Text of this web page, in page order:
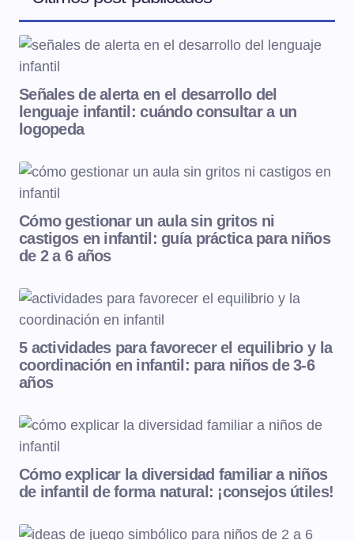
Señales de alerta en el desarrollo del
lenguaje infantil: cuándo consultar a un
logopeda
Cómo gestionar un aula sin gritos ni
castigos en infantil: guía práctica para niños
de 2 a 6 años
5 actividades para favorecer el equilibrio y la
coordinación en infantil: para niños de 3-6
años
Cómo explicar la diversidad familiar a niños
de infantil de forma natural: ¡consejos útiles!